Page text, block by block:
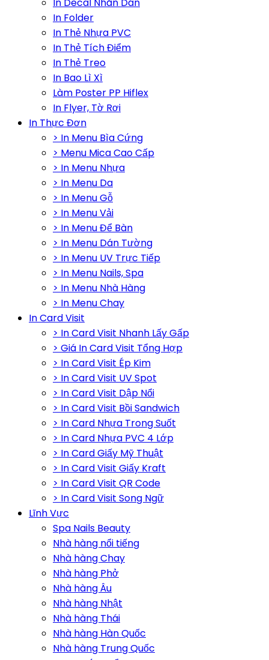
In Decal Nhãn Dán
In Folder
In Thẻ Nhựa PVC
In Thẻ Tích Điểm
In Thẻ Treo
In Bao Lì Xì
Làm Poster PP Hiflex
In Flyer, Tờ Rơi
In Thực Đơn
> In Menu Bìa Cứng
> Menu Mica Cao Cấp
> In Menu Nhựa
> In Menu Da
> In Menu Gỗ
> In Menu Vải
> In Menu Để Bàn
> In Menu Dán Tường
> In Menu UV Trực Tiếp
> In Menu Nails, Spa
> In Menu Nhà Hàng
> In Menu Chay
In Card Visit
> In Card Visit Nhanh Lấy Gấp
> Giá In Card Visit Tổng Hợp
> In Card Visit Ép Kim
> In Card Visit UV Spot
> In Card Visit Dập Nổi
> In Card Visit Bồi Sandwich
> In Card Nhựa Trong Suốt
> In Card Nhựa PVC 4 Lớp
> In Card Giấy Mỹ Thuật
> In Card Visit Giấy Kraft
> In Card Visit QR Code
> In Card Visit Song Ngữ
Lĩnh Vực
Spa Nails Beauty
Nhà hàng nổi tiếng
Nhà hàng Chay
Nhà hàng Phở
Nhà hàng Âu
Nhà hàng Nhật
Nhà hàng Thái
Nhà hàng Hàn Quốc
Nhà hàng Trung Quốc